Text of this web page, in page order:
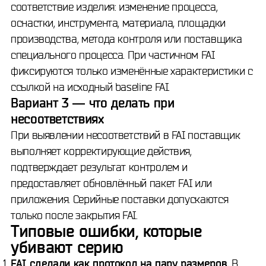
соответствие изделия: изменение процесса,
оснастки, инструмента, материала, площадки
производства, метода контроля или поставщика
специального процесса. При частичном FAI
фиксируются только изменённые характеристики с
ссылкой на исходный baseline FAI.
Вариант 3 — что делать при
несоответствиях
При выявлении несоответствий в FAI поставщик
выполняет корректирующие действия,
подтверждает результат контролем и
предоставляет обновлённый пакет FAI или
приложения. Серийные поставки допускаются
только после закрытия FAI.
Типовые ошибки, которые
убивают серию
FAI сделали как протокол на пару размеров.В